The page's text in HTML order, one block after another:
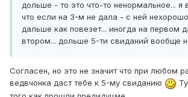
дольше - то это что-то ненормальное... я
что если на 3-м не дала - с ней нехорошо
дальше как повезет... иногда на первом
втором... дольше 5-ти свиданий вообще
Согласен, но это не значит что при любом
ведвчонка даст тебе к 5-му свиданию